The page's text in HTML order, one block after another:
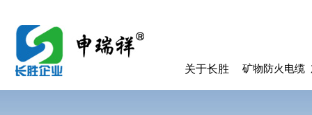
关于长胜 矿物防火电缆